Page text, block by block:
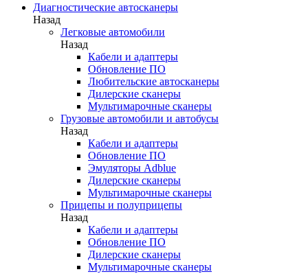
Диагностические автосканеры
Назад
Легковые автомобили
Назад
Кабели и адаптеры
Обновление ПО
Любительские автосканеры
Дилерские сканеры
Мультимарочные сканеры
Грузовые автомобили и автобусы
Назад
Кабели и адаптеры
Обновление ПО
Эмуляторы Adblue
Дилерские сканеры
Мультимарочные сканеры
Прицепы и полуприцепы
Назад
Кабели и адаптеры
Обновление ПО
Дилерские сканеры
Мультимарочные сканеры